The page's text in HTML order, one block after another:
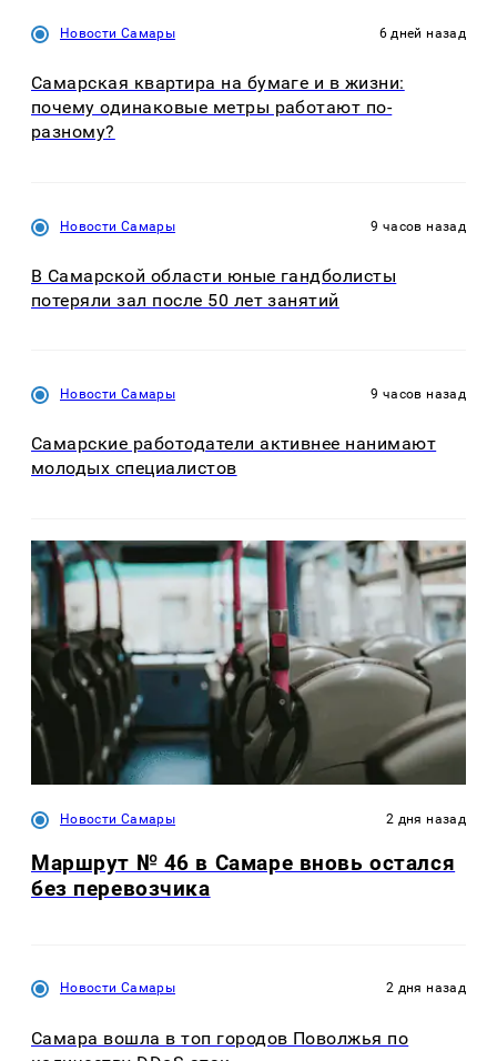
Новости Самары 6 дней назад
Самарская квартира на бумаге и в жизни:
почему одинаковые метры работают по-
разному?
Новости Самары 9 часов назад
В Самарской области юные гандболисты
потеряли зал после 50 лет занятий
Новости Самары 9 часов назад
Самарские работодатели активнее нанимают
молодых специалистов
Новости Самары 2 дня назад
Маршрут № 46 в Самаре вновь остался
без перевозчика
Новости Самары 2 дня назад
Самара вошла в топ городов Поволжья по